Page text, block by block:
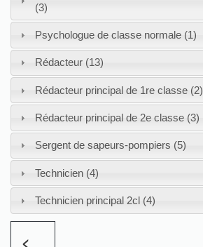
(3)
Psychologue de classe normale (1)
Rédacteur (13)
Rédacteur principal de 1re classe (2)
Rédacteur principal de 2e classe (3)
Sergent de sapeurs-pompiers (5)
Technicien (4)
Technicien principal 2cl (4)
<